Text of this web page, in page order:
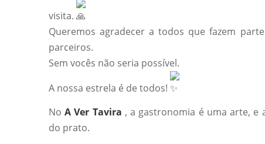
visita.
Queremos agradecer a todos que fazem
parceiros.
Sem vocês não seria possível.
A nossa estrela é de todos!
NoA Ver Tavira , a gastronomia é uma arte, e
do prato.